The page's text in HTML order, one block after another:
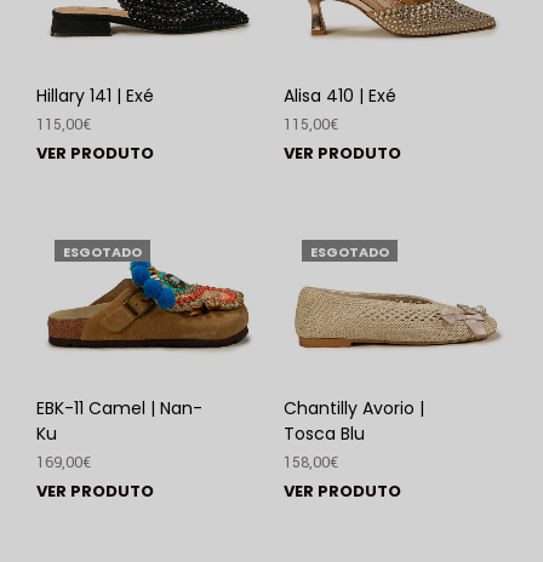
Hillary 141 | Exé
115,00€
VER PRODUTO
Alisa 410 | Exé
115,00€
VER PRODUTO
ESGOTADO
EBK-11 Camel | Nan-
Ku
169,00€
VER PRODUTO
ESGOTADO
Chantilly Avorio |
Tosca Blu
158,00€
VER PRODUTO